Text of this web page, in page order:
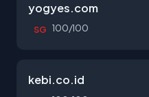
yogyes.com
SG 100/100
kebi.co.id